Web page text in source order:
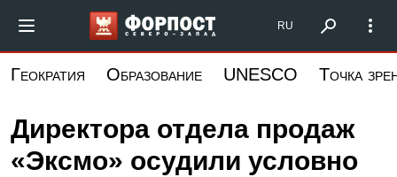
основному
Форпост Северо-Запад
RU
Геократия Образование UNESCO Точка
Директора отдела продаж
«Эксмо» осудили условно